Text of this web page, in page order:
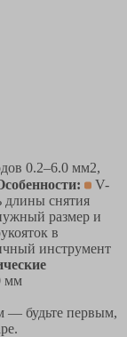
0.2–6.0 мм2,
V-
длины снятия
размер и
в
инструмент
мм
— будьте первым,